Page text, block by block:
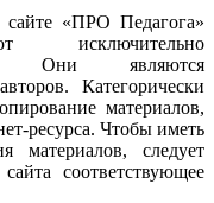
«ПРО Педагога»
исключительно
Они являются
Категорически
материалов,
ресурса. Чтобы иметь
материалов, следует
соответствующее